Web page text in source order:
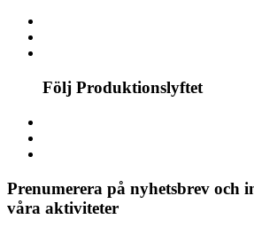
Följ Produktionslyftet
Prenumerera på nyhetsbrev och
våra aktiviteter